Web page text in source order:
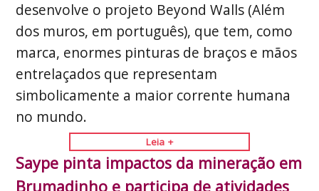
desenvolve o projeto Beyond Walls (Além
dos muros, em português), que tem, como
marca, enormes pinturas de braços e mãos
entrelaçados que representam
simbolicamente a maior corrente humana
no mundo.
Leia +
Saype pinta impactos da mineração em
Brumadinho e participa de atividades